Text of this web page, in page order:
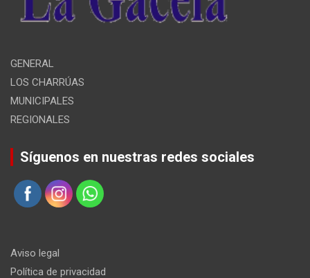
GENERAL
LOS CHARRÚAS
MUNICIPALES
REGIONALES
Síguenos en nuestras redes sociales
Aviso legal
Política de privacidad